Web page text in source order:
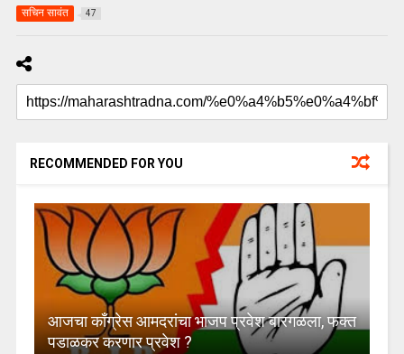
सचिन सावंत 47
RECOMMENDED FOR YOU
आजचा काँग्रेस आमदरांचा भाजप प्रवेश बारगळला, फक्त
पडाळकर करणार प्रवेश ?